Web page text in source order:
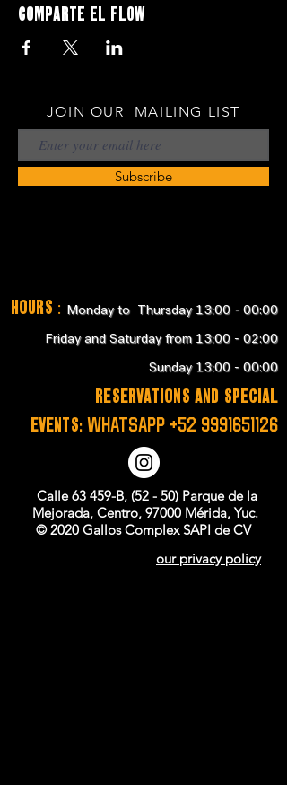
Comparte el flow
JOIN OUR MAILING LIST
Subscribe
Hours : Monday to Thursday 13:00 - 00:00
Friday and Saturday from 13:00 - 02:00
Sunday 13:00 - 00:00
RESERVATIONS and SPECIAL
EVENTS: WHATSAPP +52 9991651126
Calle 63 459-B, (52 - 50) Parque de la
Mejorada, Centro, 97000 Mérida, Yuc.
© 2020 Gallos Complex SAPI de CV
our privacy policy